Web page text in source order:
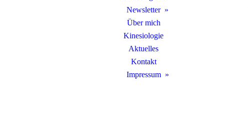
Newsletter
Über mich
Kinesiologie
Aktuelles
Kontakt
Impressum